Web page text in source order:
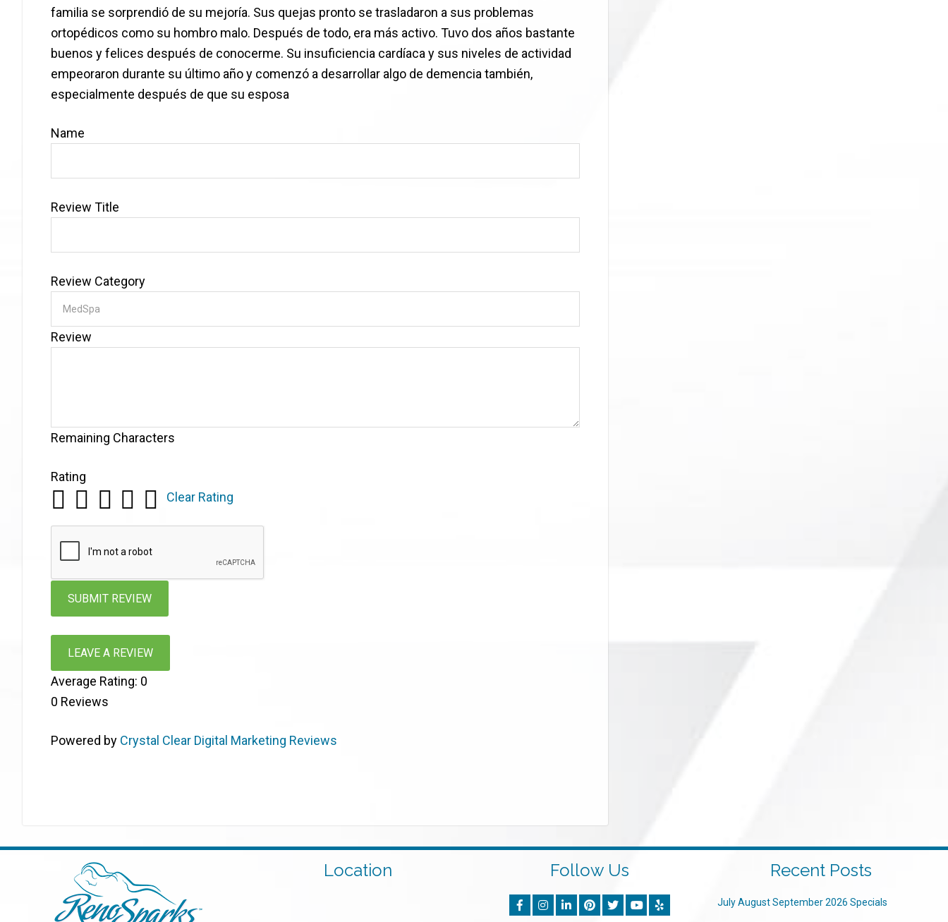
familia se sorprendió de su mejoría. Sus quejas pronto se trasladaron a sus problemas
ortopédicos como su hombro malo. Después de todo, era más activo. Tuvo dos años bastante
buenos y felices después de conocerme. Su insuficiencia cardíaca y sus niveles de actividad
empeoraron durante su último año y comenzó a desarrollar algo de demencia también,
especialmente después de que su esposa
Name
Review Title
Review Category
Review
Remaining Characters
Rating
Clear Rating
LEAVE A REVIEW
Average Rating: 0
0 Reviews
Powered by Crystal Clear Digital Marketing Reviews
Location Follow Us Recent Posts
July August September 2026 Specials